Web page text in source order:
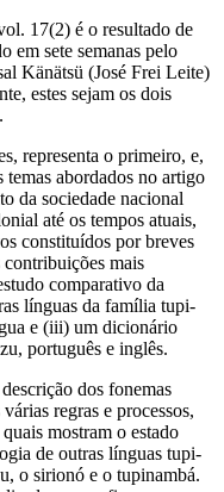
17(2) é o resultado de
em sete semanas pelo
Känätsü (José Frei Leite)
estes sejam os dois
representa o primeiro, e,
abordados no artigo
da sociedade nacional
até os tempos atuais,
constituídos por breves
mais
comparativo da
línguas da família tupi-
e (iii) um dicionário
português e inglês.
dos fonemas
regras e processos,
mostram o estado
de outras línguas tupi-
o sirionó e o tupinambá.